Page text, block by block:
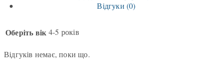
Відгуки (0)
Оберіть вік 4-5 років
Відгуків немає, поки що.